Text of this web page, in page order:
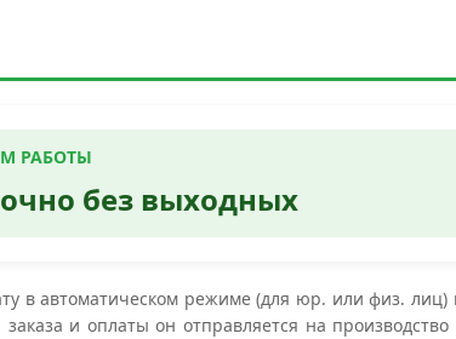
РАБОТЫ
без выходных
в автоматическом режиме (для юр. или физ. лиц)
и оплаты он отправляется на производство